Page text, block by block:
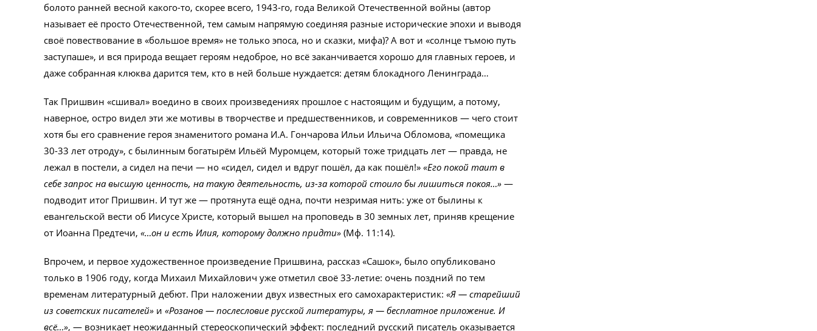
болото ранней весной какого-то, скорее всего, 1943-го, года Великой Отечественной войны (автор
называет её просто Отечественной, тем самым напрямую соединяя разные исторические эпохи и выводя
своё повествование в «большое время» не только эпоса, но и сказки, мифа)? А вот и «солнце тъмою путь
заступаше», и вся природа вещает героям недоброе, но всё заканчивается хорошо для главных героев, и
даже собранная клюква дарится тем, кто в ней больше нуждается: детям блокадного Ленинграда…
Так Пришвин «сшивал» воедино в своих произведениях прошлое с настоящим и будущим, а потому,
наверное, остро видел эти же мотивы в творчестве и предшественников, и современников — чего стоит
хотя бы его сравнение героя знаменитого романа И.А. Гончарова Ильи Ильича Обломова, «помещика
30-33 лет отроду», с былинным богатырём Ильёй Муромцем, который тоже тридцать лет — правда, не
лежал в постели, а сидел на печи — но «сидел, сидел и вдруг пошёл, да как пошёл!» «Его покой таит в
себе запрос на высшую ценность, на такую деятельность, из-за которой стоило бы лишиться покоя…» —
подводит итог Пришвин. И тут же — протянута ещё одна, почти незримая нить: уже от былины к
евангельской вести об Иисусе Христе, который вышел на проповедь в 30 земных лет, приняв крещение
от Иоанна Предтечи, «…он и есть Илия, которому должно придти» (Мф. 11:14).
Впрочем, и первое художественное произведение Пришвина, рассказ «Сашок», было опубликовано
только в 1906 году, когда Михаил Михайлович уже отметил своё 33-летие: очень поздний по тем
временам литературный дебют. При наложении двух известных его самохарактеристик: «Я — старейший
из советских писателей» и «Розанов — послесловие русской литературы, я — бесплатное приложение. И
всё…», — возникает неожиданный стереоскопический эффект: последний русский писатель оказывается